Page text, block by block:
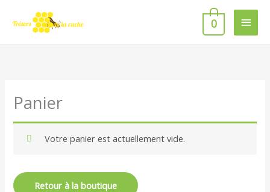
0
Panier
Votre panier est actuellement vide.
Retour à la boutique